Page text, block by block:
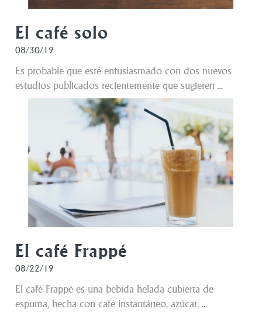
El café solo
08/30/19
Es probable que esté entusiasmado con dos nuevos
estudios publicados recientemente que sugieren ...
El café Frappé
08/22/19
El café Frappé es una bebida helada cubierta de
espuma, hecha con café instantáneo, azúcar, ...